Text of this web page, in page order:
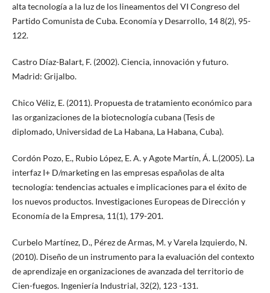
alta tecnología a la luz de los lineamentos del VI Congreso del
Partido Comunista de Cuba. Economía y Desarrollo, 14 8(2), 95-
122.
Castro Díaz-Balart, F. (2002). Ciencia, innovación y futuro.
Madrid: Grijalbo.
Chico Véliz, E. (2011). Propuesta de tratamiento económico para
las organizaciones de la biotecnología cubana (Tesis de
diplomado, Universidad de La Habana, La Habana, Cuba).
Cordón Pozo, E., Rubio López, E. A. y Agote Martín, Á. L.(2005). La
interfaz I+ D/marketing en las empresas españolas de alta
tecnología: tendencias actuales e implicaciones para el éxito de
los nuevos productos. Investigaciones Europeas de Dirección y
Economía de la Empresa, 11(1), 179-201.
Curbelo Martínez, D., Pérez de Armas, M. y Varela Izquierdo, N.
(2010). Diseño de un instrumento para la evaluación del contexto
de aprendizaje en organizaciones de avanzada del territorio de
Cien-fuegos. Ingeniería Industrial, 32(2), 123 -131.